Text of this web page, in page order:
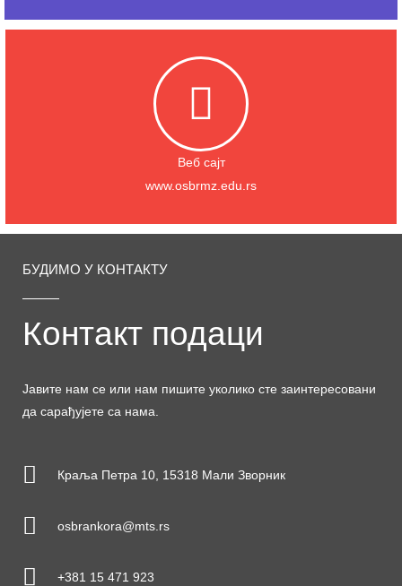
Веб сајт
www.osbrmz.edu.rs
БУДИМО У КОНТАКТУ
Контакт подаци
Јавите нам се или нам пишите уколико сте заинтересовани
да сарађујете са нама.
Краља Петра 10, 15318 Мали Зворник
osbrankora@mts.rs
+381 15 471 923